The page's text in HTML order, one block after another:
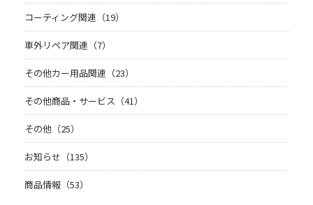
コーティング関連（19）
車外リペア関連（7）
その他カー用品関連（23）
その他商品・サービス（41）
その他（25）
お知らせ（135）
商品情報（53）